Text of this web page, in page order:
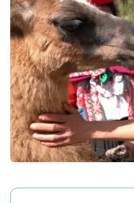
Blog
Contactanos